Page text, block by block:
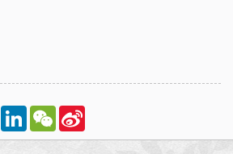
TelegramLinkedInWeChat